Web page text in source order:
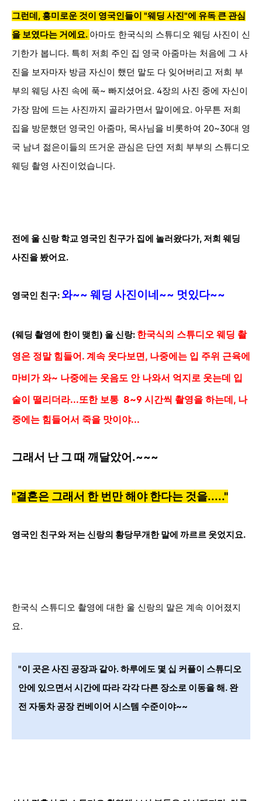
그런데, 흥미로운 것이 영국인들이 "웨딩 사진"에 유독 큰 관심
을 보였다는 거에요. 아마도 한국식의 스튜디오 웨딩 사진이 신
기한가 봅니다. 특히 저희 주인 집 영국 아줌마는 처음에 그 사
진을 보자마자 방금 자신이 했던 말도 다 잊어버리고 저희 부
부의 웨딩 사진 속에 푹~ 빠지셨어요. 4장의 사진 중에 자신이
가장 맘에 드는 사진까지 골라가면서 말이에요. 아무튼 저희
집을 방문했던 영국인 아줌마, 목사님을 비롯하여 20~30대 영
국 남녀 젊은이들의 뜨거운 관심은 단연 저희 부부의 스튜디오
웨딩 촬영 사진이었습니다.
전에 울 신랑 학교 영국인 친구가 집에 놀러왔다가, 저희 웨딩
사진을 봤어요.
영국인 친구: 와~~ 웨딩 사진이네~~ 멋있다~~
(웨딩 촬영에 한이 맺힌) 울 신랑: 한국식의 스튜디오 웨딩 촬
영은 정말 힘들어. 계속 웃다보면, 나중에는 입 주위 근육에
마비가 와~ 나중에는 웃음도 안 나와서 억지로 웃는데 입
술이 떨리더라...또한 보통 8~9 시간씩 촬영을 하는데, 나
중에는 힘들어서 죽을 맛이야...
그래서 난 그 때 깨달았어.~~~
"결혼은 그래서 한 번만 해야 한다는 것을....."
영국인 친구와 저는 신랑의 황당무개한 말에 까르르 웃었지요.
한국식 스튜디오 촬영에 대한 울 신랑의 말은 계속 이어졌지
요.
"이 곳은 사진 공장과 같아. 하루에도 몇 십 커플이 스튜디오
안에 있으면서 시간에 따라 각각 다른 장소로 이동을 해. 완
전 자동차 공장 컨베이어 시스템 수준이야~~